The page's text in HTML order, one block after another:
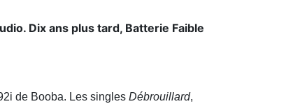
Dix ans plus tard, Batterie Faible
de Booba. Les singles Débrouillard,